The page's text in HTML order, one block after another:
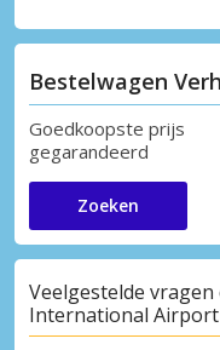
Bestelwagen
Goedkoopste prijs
gegarandeerd
Zoeken
Veelgestelde
International Airport